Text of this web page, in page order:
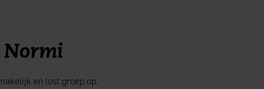
Normi
en lost groep op.